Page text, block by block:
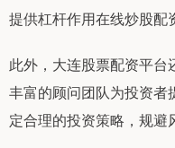
提供杠杆作用在线炒股配
此外，大连股票配资平
丰富的顾问团队为投资者
定合理的投资策略，规避